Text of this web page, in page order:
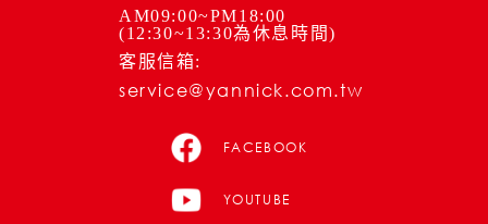
AM09:00~PM18:00
(12:30~13:30為休息時間)
客服信箱:
service@yannick.com.tw
FACEBOOK
YOUTUBE